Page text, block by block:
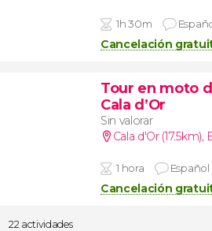
1h 30m
Cancelación
Tour en moto
Cala d’Or
Sin valorar
Cala d'Or (17.5km),
1 hora Español
Cancelación
22 actividades